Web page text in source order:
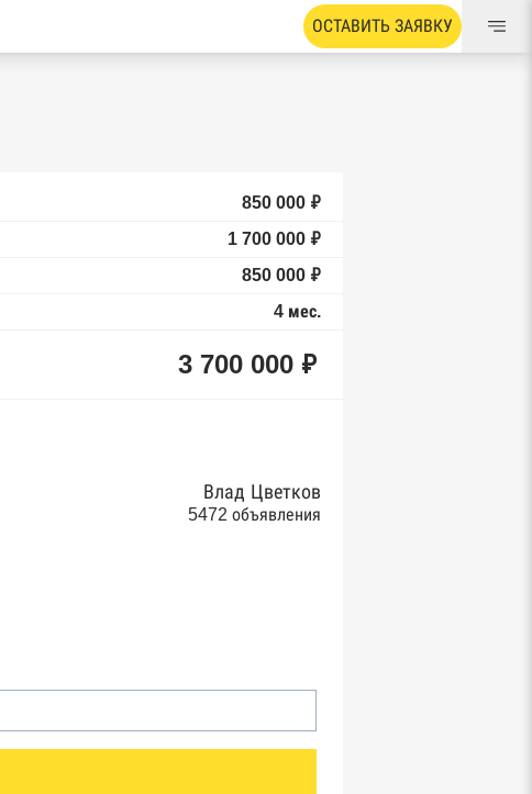
ОСТАВИТЬ ЗАЯВКУ
850 000 ₽
1 700 000 ₽
850 000 ₽
4 мес.
3 700 000 ₽
Влад Цветков
5472 объявления